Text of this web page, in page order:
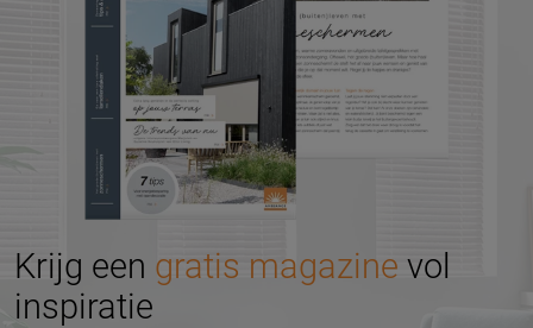
Krijg een gratis magazine vol
inspiratie